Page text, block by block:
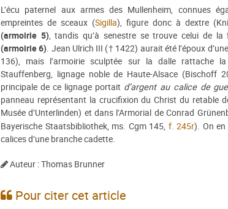
L’écu paternel aux armes des Mullenheim, connues
empreintes de sceaux (Sigilla), figure donc à dextre
(armoirie 5), tandis qu’à senestre se trouve celui de
(armoirie 6). Jean Ulrich III († 1422) aurait été l’époux
136), mais l’armoirie sculptée sur la dalle rattache
Stauffenberg, lignage noble de Haute-Alsace (Bischoff
principale de ce lignage portait d’argent au calice de
panneau représentant la crucifixion du Christ du retable
Musée d’Unterlinden) et dans l’Armorial de Conrad
Bayerische Staatsbibliothek, ms. Cgm 145, f. 245r). On
calices d’une branche cadette.
Auteur : Thomas Brunner
Pour citer cet article